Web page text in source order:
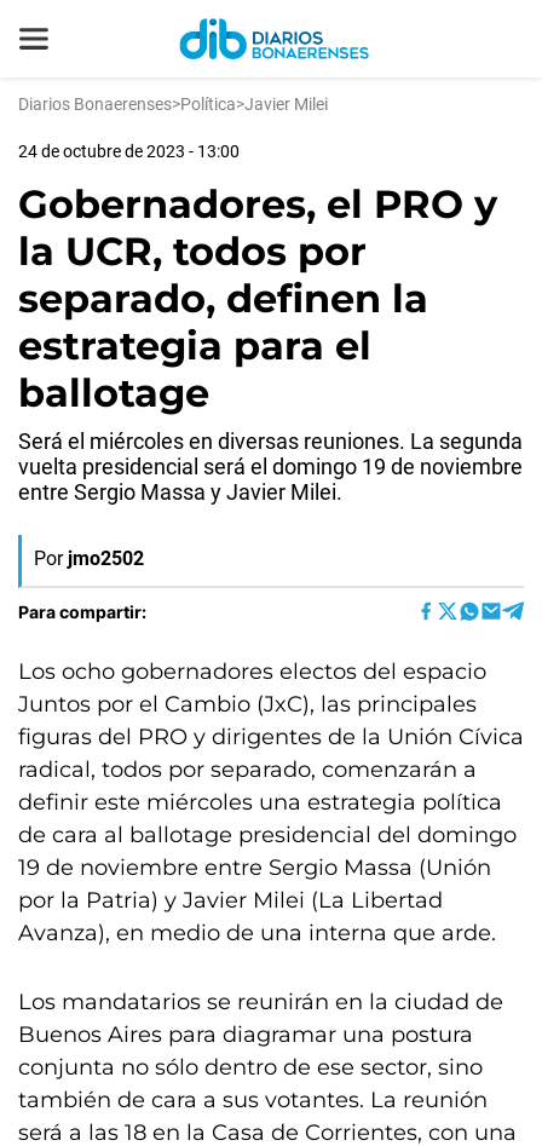
Diarios Bonaerenses>Política>Javier Milei
24 de octubre de 2023 - 13:00
Gobernadores, el PRO y
la UCR, todos por
separado, definen la
estrategia para el
ballotage
Será el miércoles en diversas reuniones. La segunda
vuelta presidencial será el domingo 19 de noviembre
entre Sergio Massa y Javier Milei.
Por jmo2502
Para compartir:
Los ocho gobernadores electos del espacio
Juntos por el Cambio (JxC), las principales
figuras del PRO y dirigentes de la Unión Cívica
radical, todos por separado, comenzarán a
definir este miércoles una estrategia política
de cara al ballotage presidencial del domingo
19 de noviembre entre Sergio Massa (Unión
por la Patria) y Javier Milei (La Libertad
Avanza), en medio de una interna que arde.
Los mandatarios se reunirán en la ciudad de
Buenos Aires para diagramar una postura
conjunta no sólo dentro de ese sector, sino
también de cara a sus votantes. La reunión
será a las 18 en la Casa de Corrientes, con una